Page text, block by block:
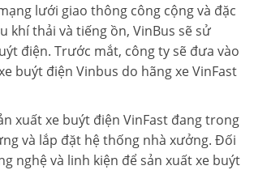
lưới giao thông công cộng và đặc
khí thải và tiếng ồn, VinBus sẽ sử
điện. Trước mắt, công ty sẽ đưa vào
buýt điện Vinbus do hãng xe VinFast
xuất xe buýt điện VinFast đang trong
và lắp đặt hệ thống nhà xưởng. Đối
nghệ và linh kiện để sản xuất xe buýt